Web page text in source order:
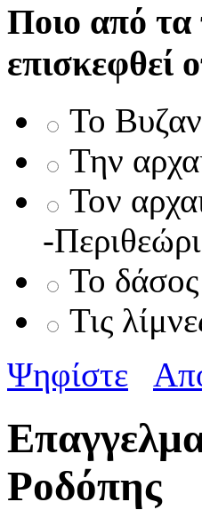
Ποιο από τα
επισκεφθεί
Το
Την
Τον
-
Το
Τις
Ψηφίστε
Ροδόπης